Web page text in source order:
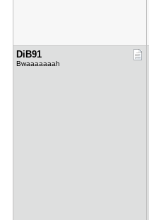
DiB91
Bwaaaaaaah